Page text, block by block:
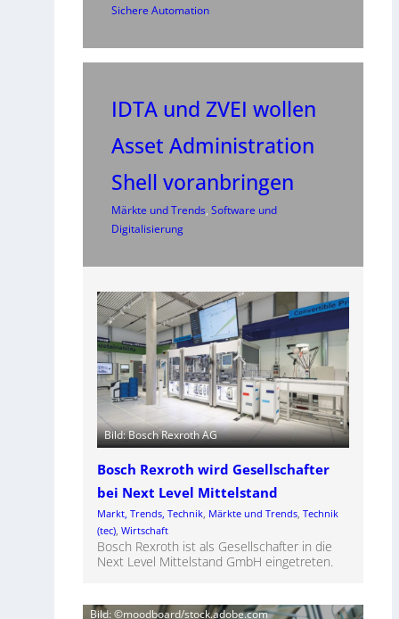
Sichere Automation
IDTA und ZVEI wollen
Asset Administration
Shell voranbringen
Märkte und Trends, Software und
Digitalisierung
Bild: Bosch Rexroth AG
Bosch Rexroth wird Gesellschafter
bei Next Level Mittelstand
Markt, Trends, Technik, Märkte und Trends, Technik
(tec), Wirtschaft
Bosch Rexroth ist als Gesellschafter in die
Next Level Mittelstand GmbH eingetreten.
Bild: ©moodboard/stock.adobe.com